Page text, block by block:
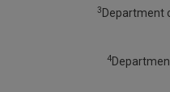
3 Department
4